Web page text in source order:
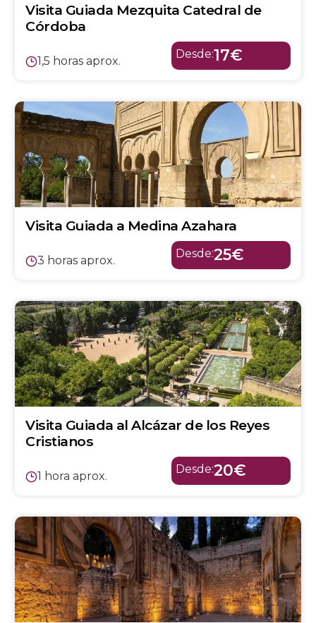
Visita Guiada Mezquita Catedral de
Córdoba
1,5 horas aprox.
Desde:17€
Visita Guiada a Medina Azahara
3 horas aprox.
Desde:25€
Visita Guiada al Alcázar de los Reyes
Cristianos
1 hora aprox.
Desde:20€